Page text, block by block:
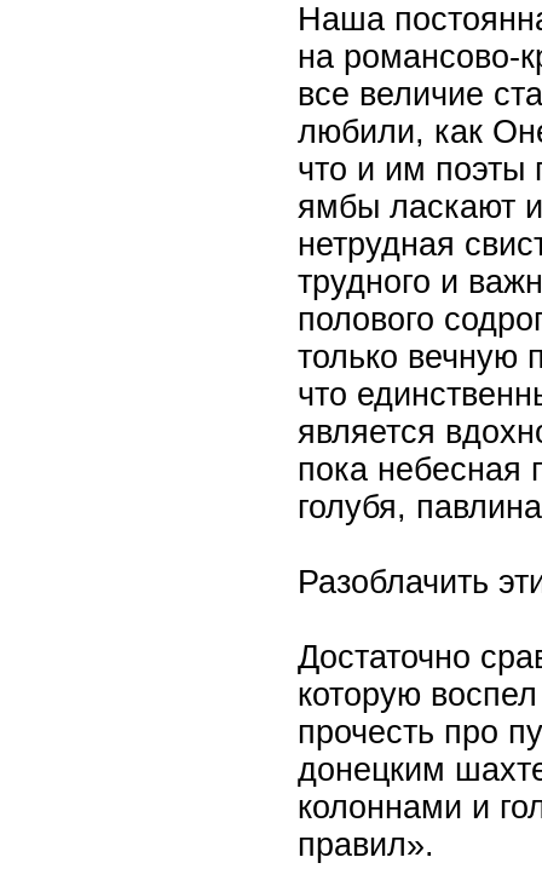
Наша
на романсово-
все величие
любили, как
что и им поэты
ямбы ласкают
нетрудная
трудного и
полового
только вечную
что
является
пока небесная
голубя,
Разоблачить
Достаточно
которую
прочесть про
донецким
колоннами и
правил».